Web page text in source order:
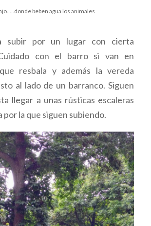
beben agua los animales
subir por un lugar con cierta
con el barro si van en
resbala y además la vereda
al lado de un barranco. Siguen
llegar a unas rústicas escaleras
por la que siguen subiendo.